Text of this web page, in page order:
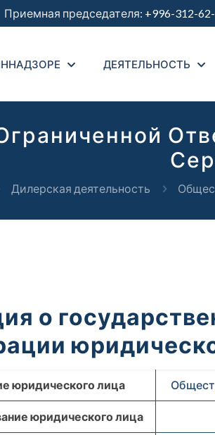
Приемная председателя: +996-312-
ДЕЯТЕЛЬНОСТЬ
Дилерская деятельность
о
юридического лица
юридического лица